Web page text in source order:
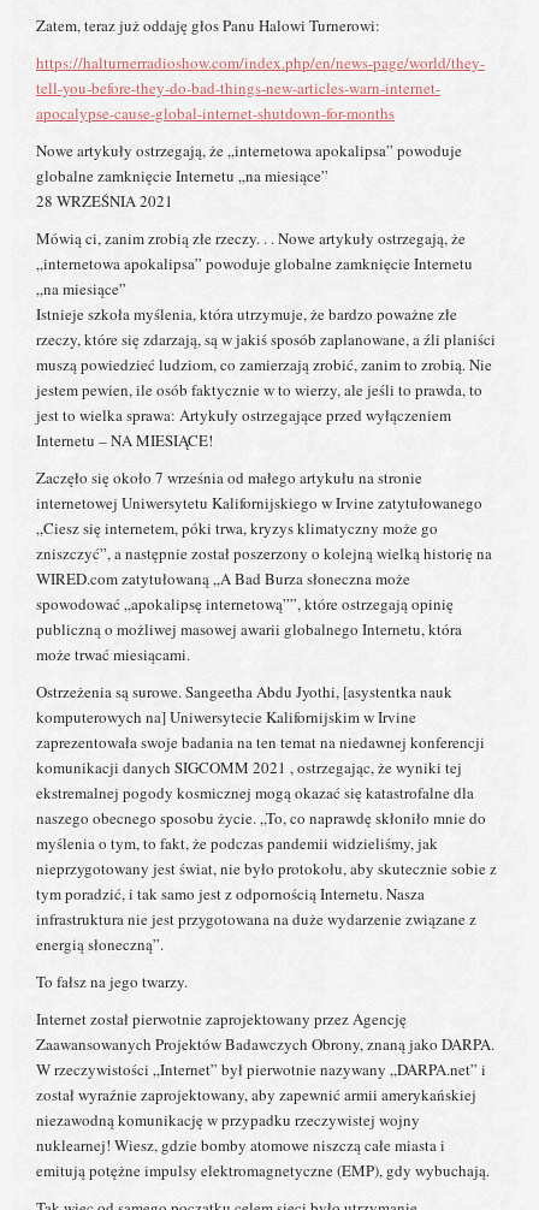
Zatem, teraz już oddaję głos Panu Halowi Turnerowi:
https://halturnerradioshow.com/index.php/en/news-page/world/they-
tell-you-before-they-do-bad-things-new-articles-warn-internet-
apocalypse-cause-global-internet-shutdown-for-months
Nowe artykuły ostrzegają, że „internetowa apokalipsa” powoduje
globalne zamknięcie Internetu „na miesiące”
28 WRZEŚNIA 2021
Mówią ci, zanim zrobią złe rzeczy. . . Nowe artykuły ostrzegają, że
„internetowa apokalipsa” powoduje globalne zamknięcie Internetu
„na miesiące”
Istnieje szkoła myślenia, która utrzymuje, że bardzo poważne złe
rzeczy, które się zdarzają, są w jakiś sposób zaplanowane, a źli planiści
muszą powiedzieć ludziom, co zamierzają zrobić, zanim to zrobią. Nie
jestem pewien, ile osób faktycznie w to wierzy, ale jeśli to prawda, to
jest to wielka sprawa: Artykuły ostrzegające przed wyłączeniem
Internetu – NA MIESIĄCE!
Zaczęło się około 7 września od małego artykułu na stronie
internetowej Uniwersytetu Kalifornijskiego w Irvine zatytułowanego
„Ciesz się internetem, póki trwa, kryzys klimatyczny może go
zniszczyć”, a następnie został poszerzony o kolejną wielką historię na
WIRED.com zatytułowaną „A Bad Burza słoneczna może
spowodować „apokalipsę internetową””, które ostrzegają opinię
publiczną o możliwej masowej awarii globalnego Internetu, która
może trwać miesiącami.
Ostrzeżenia są surowe. Sangeetha Abdu Jyothi, [asystentka nauk
komputerowych na] Uniwersytecie Kalifornijskim w Irvine
zaprezentowała swoje badania na ten temat na niedawnej konferencji
komunikacji danych SIGCOMM 2021 , ostrzegając, że wyniki tej
ekstremalnej pogody kosmicznej mogą okazać się katastrofalne dla
naszego obecnego sposobu życie. „To, co naprawdę skłoniło mnie do
myślenia o tym, to fakt, że podczas pandemii widzieliśmy, jak
nieprzygotowany jest świat, nie było protokołu, aby skutecznie sobie z
tym poradzić, i tak samo jest z odpornością Internetu. Nasza
infrastruktura nie jest przygotowana na duże wydarzenie związane z
energią słoneczną”.
To fałsz na jego twarzy.
Internet został pierwotnie zaprojektowany przez Agencję
Zaawansowanych Projektów Badawczych Obrony, znaną jako DARPA.
W rzeczywistości „Internet” był pierwotnie nazywany „DARPA.net” i
został wyraźnie zaprojektowany, aby zapewnić armii amerykańskiej
niezawodną komunikację w przypadku rzeczywistej wojny
nuklearnej! Wiesz, gdzie bomby atomowe niszczą całe miasta i
emitują potężne impulsy elektromagnetyczne (EMP), gdy wybuchają.